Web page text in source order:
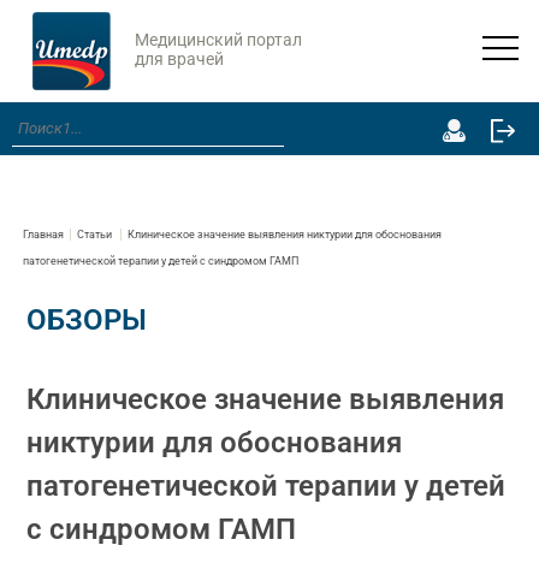
Медицинский портал
для врачей
Главная Статьи Клиническое значение выявления никтурии для обоснования
патогенетической терапии у детей с синдромом ГАМП
ОБЗОРЫ
Клиническое значение выявления
никтурии для обоснования
патогенетической терапии у детей
с синдромом ГАМП